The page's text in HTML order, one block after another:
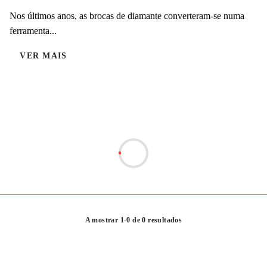
Nos últimos anos, as brocas de diamante converteram-se numa
ferramenta...
VER MAIS
A mostrar 1-0 de 0 resultados